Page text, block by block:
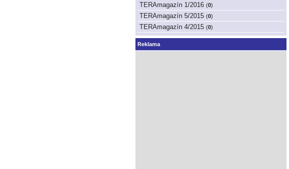
TERAmagazín 1/2016 (0)
TERAmagazín 5/2015 (0)
TERAmagazín 4/2015 (0)
Reklama